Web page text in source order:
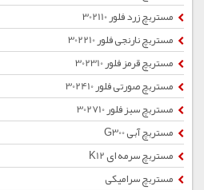
مستربچ زرد فلور 302110
مستربچ نارنجی فلور 302210
مستربچ قرمز فلور 302310
مستربچ صورتی فلور 302410
مستربچ سبز فلور 302710
مستربچ آبی G300
مستربچ سرمه ای K12
مستربچ سرامیکی